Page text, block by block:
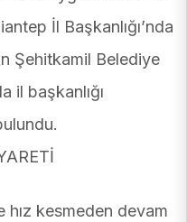
İl Başkanlığı’nda
Şehitkamil Belediye
il başkanlığı
hız kesmeden devam